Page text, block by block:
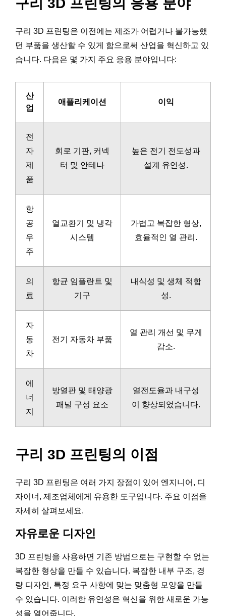
구리 3D 프린팅의 응용 분야
구리 3D 프린팅은 이전에는 제조가 어렵거나 불가능했
던 부품을 생산할 수 있게 함으로써 산업을 혁신하고 있
습니다. 다음은 몇 가지 주요 응용 분야입니다:
산
업
애플리케이션 이익
전
자
제
품
회로 기판, 커넥
터 및 안테나
높은 전기 전도성과
설계 유연성.
항
공
우
주
열교환기 및 냉각
시스템
가볍고 복잡한 형상,
효율적인 열 관리.
의
료
항균 임플란트 및
기구
내식성 및 생체 적합
성.
자
동
차
전기 자동차 부품
열 관리 개선 및 무게
감소.
에
너
지
방열판 및 태양광
패널 구성 요소
열전도율과 내구성
이 향상되었습니다.
구리 3D 프린팅의 이점
구리 3D 프린팅은 여러 가지 장점이 있어 엔지니어, 디
자이너, 제조업체에게 유용한 도구입니다. 주요 이점을
자세히 살펴보세요.
자유로운 디자인
3D 프린팅을 사용하면 기존 방법으로는 구현할 수 없는
복잡한 형상을 만들 수 있습니다. 복잡한 내부 구조, 경
량 디자인, 특정 요구 사항에 맞는 맞춤형 모양을 만들
수 있습니다. 이러한 유연성은 혁신을 위한 새로운 가능
성을 열어줍니다.